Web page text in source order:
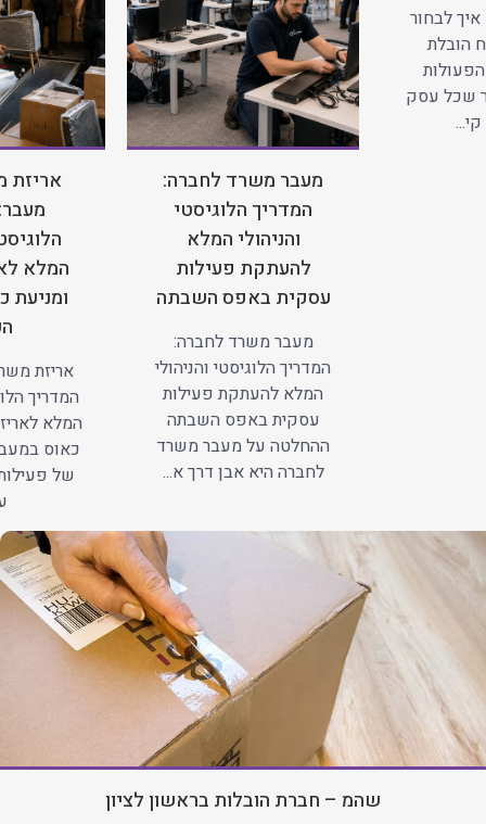
לבחור
הובלת
שכל עסק
מעבר משרד לחברה:
המדריך הלוגיסטי
והניהולי המלא
להעתקת פעילות
עסקית באפס השבתה
מעבר משרד לחברה:
המדריך הלוגיסטי והניהולי
המלא להעתקת פעילות
עסקית באפס השבתה
ההחלטה על מעבר משרד
לחברה היא אבן דרך א...
אריזת
המלא
ומניעת
אריזת
המדריך
המלא
כאוס
של
שהמ – חברת הובלות בראשון לציון